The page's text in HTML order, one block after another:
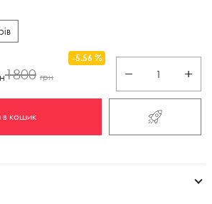
1800 грн
-5.56 %
− +
в кошик